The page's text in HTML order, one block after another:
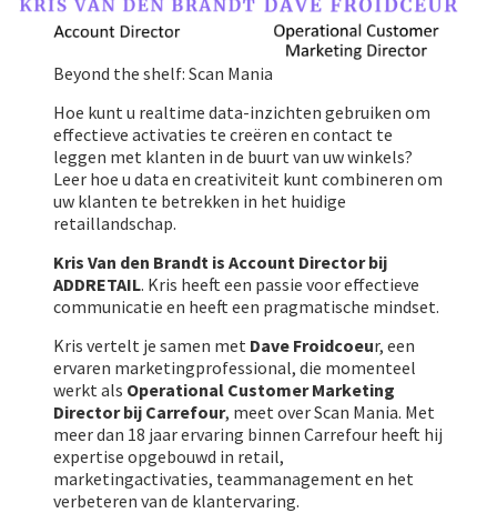
Beyond the shelf: Scan Mania
Hoe kunt u realtime data-inzichten gebruiken om
effectieve activaties te creëren en contact te
leggen met klanten in de buurt van uw winkels?
Leer hoe u data en creativiteit kunt combineren om
uw klanten te betrekken in het huidige
retaillandschap.
Kris Van den Brandt is Account Director bij
ADDRETAIL. Kris heeft een passie voor effectieve
communicatie en heeft een pragmatische mindset.
Kris vertelt je samen met Dave Froidcoeur, een
ervaren marketingprofessional, die momenteel
werkt als Operational Customer Marketing
Director bij Carrefour, meet over Scan Mania. Met
meer dan 18 jaar ervaring binnen Carrefour heeft hij
expertise opgebouwd in retail,
marketingactivaties, teammanagement en het
verbeteren van de klantervaring.